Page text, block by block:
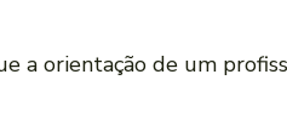
a orientação de um